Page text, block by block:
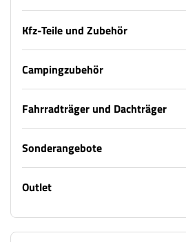
Kfz-Teile und Zubehör
Campingzubehör
Fahrradträger und Dachträger
Sonderangebote
Outlet